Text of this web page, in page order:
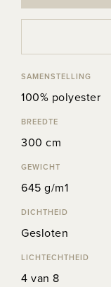
SAMENSTELLING
100% polyester
BREEDTE
300 cm
GEWICHT
645 g/m1
DICHTHEID
Gesloten
LICHTECHTHEID
4 van 8